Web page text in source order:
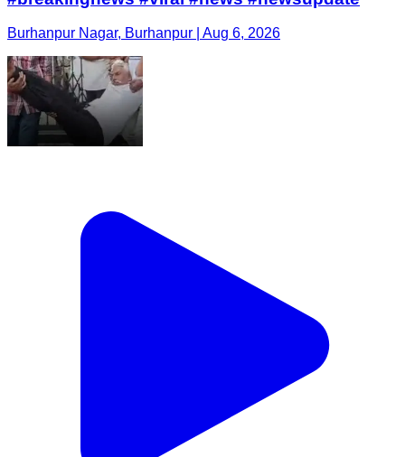
Burhanpur Nagar, Burhanpur | Aug 6, 2026